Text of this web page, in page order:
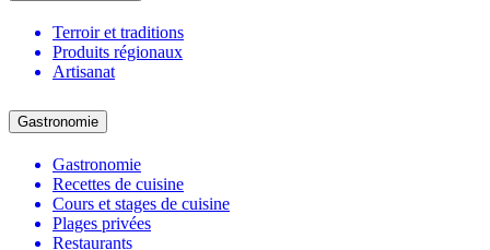
Terroir et traditions
Produits régionaux
Artisanat
Gastronomie
Gastronomie
Recettes de cuisine
Cours et stages de cuisine
Plages privées
Restaurants